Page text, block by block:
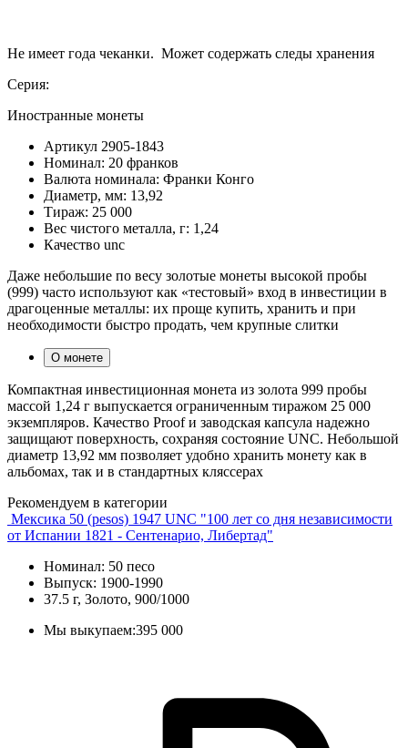
Не имеет года чеканки. Может содержать следы хранения
Серия:
Иностранные монеты
Артикул 2905-1843
Номинал: 20 франков
Валюта номинала: Франки Конго
Диаметр, мм: 13,92
Тираж: 25 000
Вес чистого металла, г: 1,24
Качество unc
Даже небольшие по весу золотые монеты высокой пробы
(999) часто используют как «тестовый» вход в инвестиции в
драгоценные металлы: их проще купить, хранить и при
необходимости быстро продать, чем крупные слитки
О монете
Компактная инвестиционная монета из золота 999 пробы
массой 1,24 г выпускается ограниченным тиражом 25 000
экземпляров. Качество Proof и заводская капсула надежно
защищают поверхность, сохраняя состояние UNC. Небольшой
диаметр 13,92 мм позволяет удобно хранить монету как в
альбомах, так и в стандартных кляссерах
Рекомендуем в категории
Мексика 50 (pesos) 1947 UNC "100 лет со дня независимости
от Испании 1821 - Сентенарио, Либертад"
Номинал: 50 песо
Выпуск: 1900-1990
37.5 г, Золото, 900/1000
Мы выкупаем:395 000